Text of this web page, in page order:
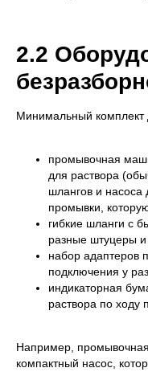
2.2
Минимальный комплект
промывочная
для раствора
шлангов и насоса
промывки,
гибкие шланги с
разные штуцеры
набор адаптеров
подключения у
индикаторная
раствора по ходу
Например,
компактный насос,